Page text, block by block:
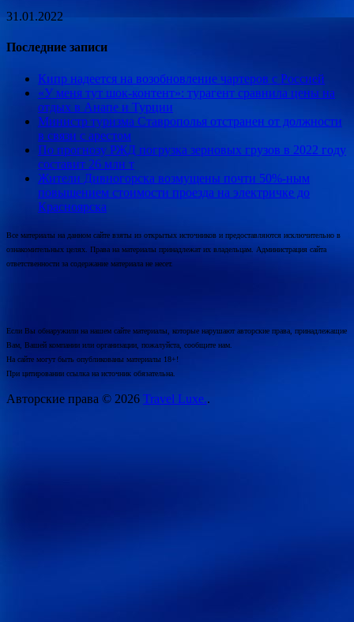
31.01.2022
Последние записи
Кипр надеется на возобновление чартеров с Россией
«У меня тут шок-контент»: турагент сравнила цены на
отдых в Анапе и Турции
Министр туризма Ставрополья отстранен от должности
в связи с арестом
По прогнозу РЖД погрузка зерновых грузов в 2022 году
составит 26 млн т
Жители Дивногорска возмущены почти 50%-ным
повышением стоимости проезда на электричке до
Красноярска
Все материалы на данном сайте взяты из открытых источников и предоставляются исключительно в
ознакомительных целях. Права на материалы принадлежат их владельцам. Администрация сайта
ответственности за содержание материала не несет.
Если Вы обнаружили на нашем сайте материалы, которые нарушают авторские права, принадлежащие
Вам, Вашей компании или организации, пожалуйста, сообщите нам.
На сайте могут быть опубликованы материалы 18+!
При цитировании ссылка на источник обязательна.
Авторские права © 2026 Travel Luxe..